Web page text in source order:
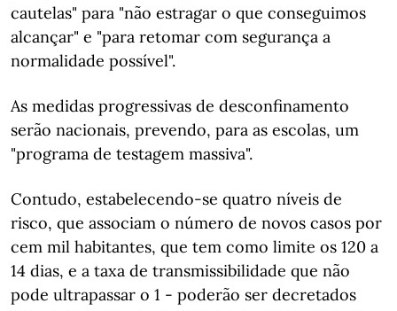
cautelas" para "não estragar o que conseguimos
alcançar" e "para retomar com segurança a
normalidade possível".
As medidas progressivas de desconfinamento
serão nacionais, prevendo, para as escolas, um
"programa de testagem massiva".
Contudo, estabelecendo-se quatro níveis de
risco, que associam o número de novos casos por
cem mil habitantes, que tem como limite os 120 a
14 dias, e a taxa de transmissibilidade que não
pode ultrapassar o 1 - poderão ser decretados